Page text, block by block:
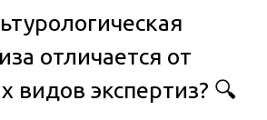
отличается от
видов экспертиз? 🔍